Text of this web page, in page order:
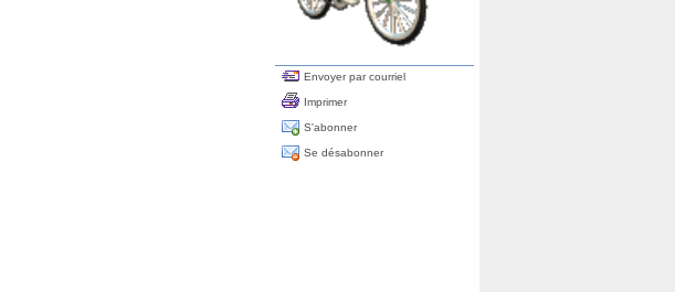
Envoyer par courriel
Imprimer
S'abonner
Se désabonner